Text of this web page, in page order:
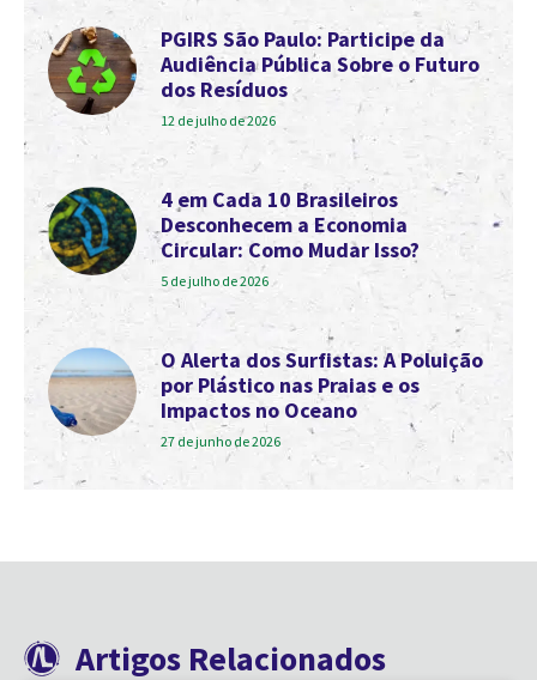
PGIRS São Paulo: Participe da
Audiência Pública Sobre o Futuro
dos Resíduos
12 de julho de 2026
4 em Cada 10 Brasileiros
Desconhecem a Economia
Circular: Como Mudar Isso?
5 de julho de 2026
O Alerta dos Surfistas: A Poluição
por Plástico nas Praias e os
Impactos no Oceano
27 de junho de 2026
Artigos Relacionados